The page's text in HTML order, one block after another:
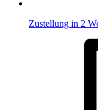
Zustellung in 2